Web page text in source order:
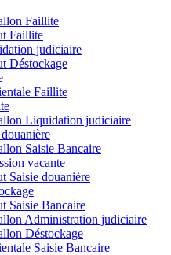
Faillite
Faillite
judiciaire
Déstockage
Faillite
Liquidation judiciaire
Saisie Bancaire
vacante
Saisie douanière
Saisie Bancaire
Administration judiciaire
Déstockage
Saisie Bancaire